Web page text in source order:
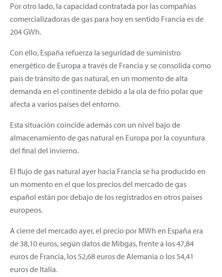
Por otro lado, la capacidad contratada por las compañías
comercializadoras de gas para hoy en sentido Francia es de
204 GWh.
Con ello, España refuerza la seguridad de suministro
energético de Europa a través de Francia y se consolida como
país de tránsito de gas natural, en un momento de alta
demanda en el continente debido a la ola de frío polar que
afecta a varios países del entorno.
Esta situación coincide además con un nivel bajo de
almacenamiento de gas natural en Europa por la coyuntura
del final del invierno.
El flujo de gas natural ayer hacia Francia se ha producido en
un momento en el que los precios del mercado de gas
español están por debajo de los registrados en otros países
europeos.
A cierre del mercado ayer, el precio por MWh en España era
de 38,10 euros, según datos de Mibgas, frente a los 47,84
euros de Francia, los 52,68 euros de Alemania o los 54,41
euros de Italia.